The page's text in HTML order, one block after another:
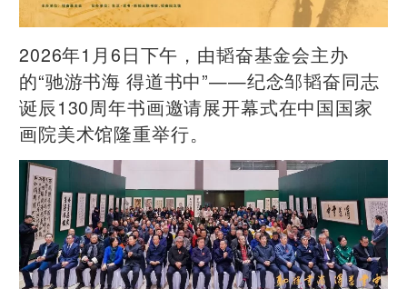
2026年1月6日下午，由韬奋基金会主办
的“驰游书海 得道书中”——纪念邹韬奋同志
诞辰130周年书画邀请展开幕式在中国国家
画院美术馆隆重举行。